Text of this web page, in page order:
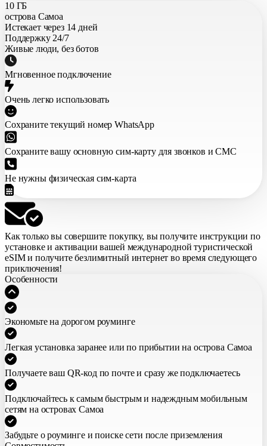
10 ГБ
острова Самоа
Истекает через 14 дней
Поддержку 24/7
Живые люди, без ботов
Мгновенное подключение
Очень легко использовать
Сохраните текущий номер WhatsApp
Сохраните вашу основную сим-карту для звонков и СМС
Не нужны физическая сим-карта
Как только вы совершите покупку, вы получите инструкции по
установке и активации вашей международной туристической
eSIMи получите безлимитный интернет во время следующего
приключения!
Особенности
Экономьте на дорогом роуминге
Легкая установка заранее или по прибытии на острова Самоа
Получаете ваш QR-код по почте и сразу же подключаетесь
Подключайтесь к самым быстрым и надеждным мобильным
сетям на островах Самоа
Забудьте о роуминге и поиске сети после приземления